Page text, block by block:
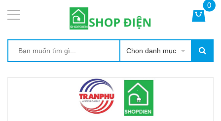
Chọn danh mục
0